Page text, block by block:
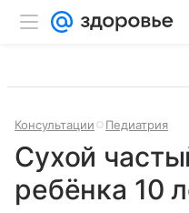
Консультации Педиатрия
Сухой
ребёнка 10